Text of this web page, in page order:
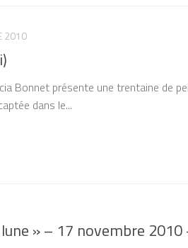
2010
Bonnet présente une trentaine de
dans le...
» – 17 novembre 2010